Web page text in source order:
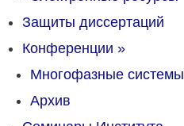
Защиты диссертаций
Конференции »
Многофазные системы
Архив